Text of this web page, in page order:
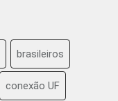
brasileiros
conexão UF